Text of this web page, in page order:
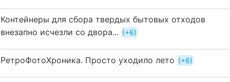
Контейнеры для сбора твердых бытовых отходов
внезапно исчезли со двора...
+6
РетроФотоХроника. Просто уходило лето +6